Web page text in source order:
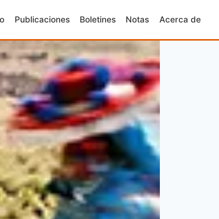
Publicaciones Boletines Notas Acerca de